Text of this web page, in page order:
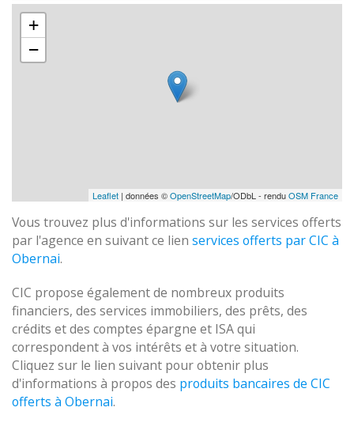
+
−
Leaflet | données ©OpenStreetMap/ODbL - renduOSM France
Vous trouvez plus d'informations sur les services offerts
par l'agence en suivant ce lien services offerts par CIC à
Obernai.
CIC propose également de nombreux produits
financiers, des services immobiliers, des prêts, des
crédits et des comptes épargne et ISA qui
correspondent à vos intérêts et à votre situation.
Cliquez sur le lien suivant pour obtenir plus
d'informations à propos des produits bancaires de CIC
offerts à Obernai.